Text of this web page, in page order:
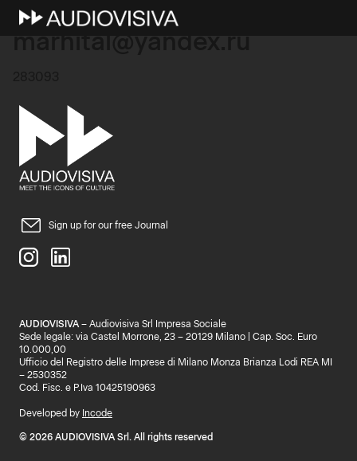
11 Ottobre 2025
Sign up for our free Journal
AUDIOVISIVA – Audiovisiva Srl Impresa Sociale
Sede legale: via Castel Morrone, 23 – 20129 Milano | Cap. Soc. Euro
10.000,00
Ufficio del Registro delle Imprese di Milano Monza Brianza Lodi REA MI
– 2530352
Cod. Fisc. e P.Iva 10425190963
Developed by Incode
© 2026 AUDIOVISIVA Srl. All rights reserved